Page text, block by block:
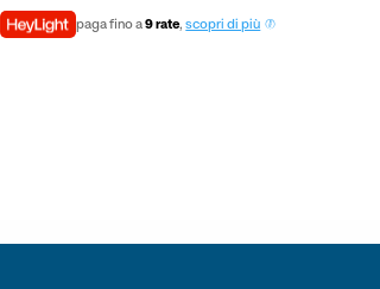
paga fino a9 rate,scopri di più